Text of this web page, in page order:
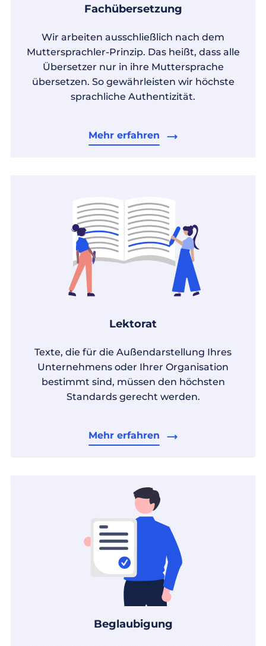
Fachübersetzung
Wir arbeiten ausschließlich nach dem
Muttersprachler-Prinzip. Das heißt, dass alle
Übersetzer nur in ihre Muttersprache
übersetzen. So gewährleisten wir höchste
sprachliche Authentizität.
Mehr erfahren
Lektorat
Texte, die für die Außendarstellung Ihres
Unternehmens oder Ihrer Organisation
bestimmt sind, müssen den höchsten
Standards gerecht werden.
Mehr erfahren
Beglaubigung